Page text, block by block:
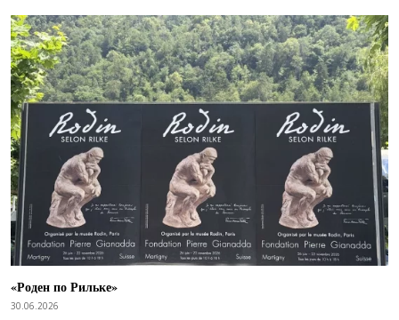
«Роден по Рильке»
30.06.2026